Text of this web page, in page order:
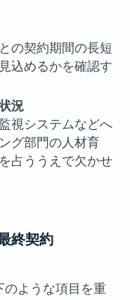
の契約期間の長短
込めるかを確認す
況
視システムなどへ
グ部門の人材育
占ううえで欠かせ
終契約
のような項目を重